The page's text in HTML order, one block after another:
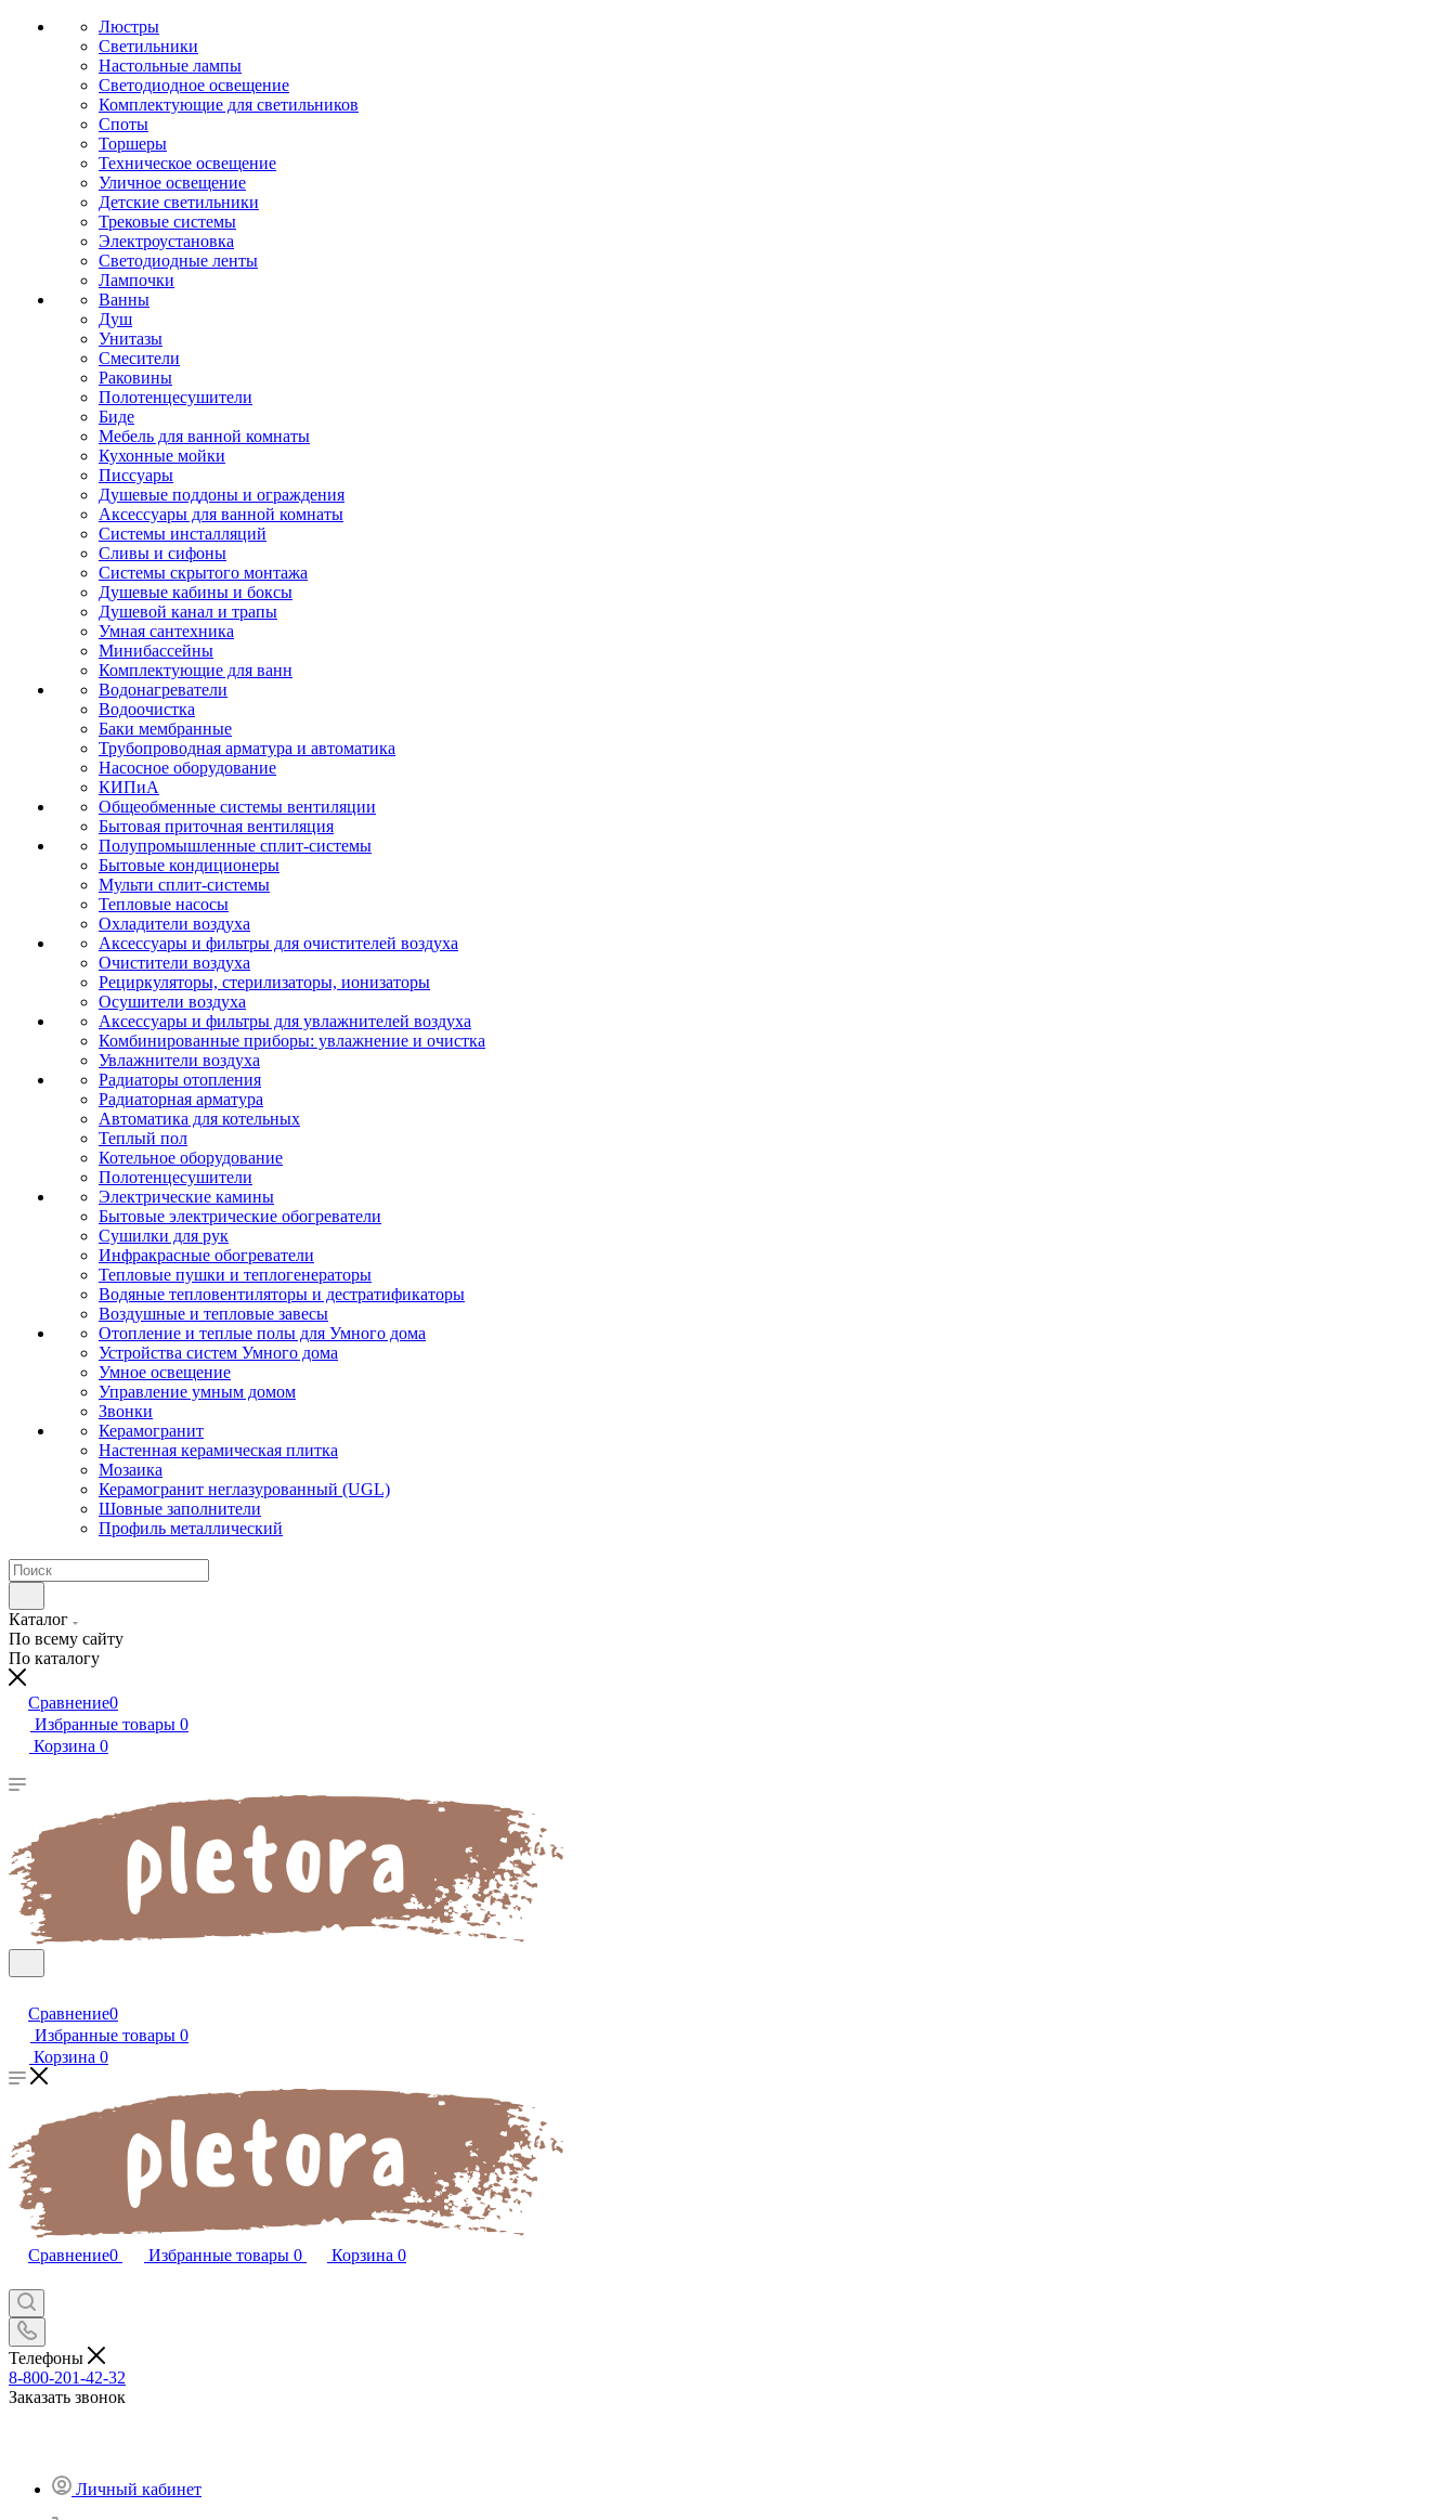
Люстры
Светильники
Настольные лампы
Светодиодное освещение
Комплектующие для светильников
Споты
Торшеры
Техническое освещение
Уличное освещение
Детские светильники
Трековые системы
Электроустановка
Светодиодные ленты
Лампочки
Ванны
Душ
Унитазы
Смесители
Раковины
Полотенцесушители
Биде
Мебель для ванной комнаты
Кухонные мойки
Писсуары
Душевые поддоны и ограждения
Аксессуары для ванной комнаты
Системы инсталляций
Сливы и сифоны
Системы скрытого монтажа
Душевые кабины и боксы
Душевой канал и трапы
Умная сантехника
Минибассейны
Комплектующие для ванн
Водонагреватели
Водоочистка
Баки мембранные
Трубопроводная арматура и автоматика
Насосное оборудование
КИПиА
Общеобменные системы вентиляции
Бытовая приточная вентиляция
Полупромышленные сплит-системы
Бытовые кондиционеры
Мульти сплит-системы
Тепловые насосы
Охладители воздуха
Аксессуары и фильтры для очистителей воздуха
Очистители воздуха
Рециркуляторы, стерилизаторы, ионизаторы
Осушители воздуха
Аксессуары и фильтры для увлажнителей воздуха
Комбинированные приборы: увлажнение и очистка
Увлажнители воздуха
Радиаторы отопления
Радиаторная арматура
Автоматика для котельных
Теплый пол
Котельное оборудование
Полотенцесушители
Электрические камины
Бытовые электрические обогреватели
Сушилки для рук
Инфракрасные обогреватели
Тепловые пушки и теплогенераторы
Водяные тепловентиляторы и дестратификаторы
Воздушные и тепловые завесы
Отопление и теплые полы для Умного дома
Устройства систем Умного дома
Умное освещение
Управление умным домом
Звонки
Керамогранит
Настенная керамическая плитка
Мозаика
Керамогранит неглазурованный (UGL)
Шовные заполнители
Профиль металлический
Каталог
По всему сайту
По каталогу
Сравнение0
Избранные товары 0
Корзина 0
Сравнение0
Избранные товары 0
Корзина 0
Сравнение0 Избранные товары 0 Корзина 0
Телефоны
8-800-201-42-32
Заказать звонок
Личный кабинет